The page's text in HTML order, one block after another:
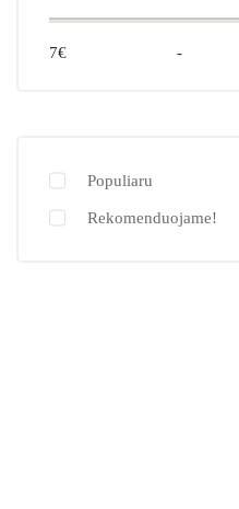
7€ -
Populiaru
Rekomenduojame!